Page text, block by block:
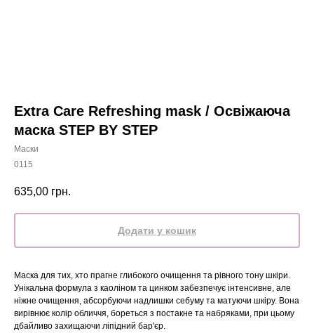
Extra Care Refreshing mask / Освіжаюча
маска STEP BY STEP
Маски
0115
635,00 грн.
Додати у кошик
Маска для тих, хто прагне глибокого очищення та рівного тону шкіри.
Унікальна формула з каоліном та цинком забезпечує інтенсивне, але
ніжне очищення, абсорбуючи надлишки себуму та матуючи шкіру. Вона
вирівнює колір обличчя, бореться з постакне та набряками, при цьому
дбайливо захищаючи ліпідний бар'єр.